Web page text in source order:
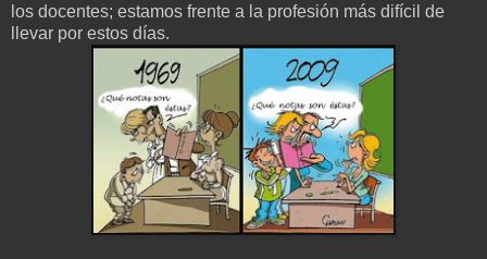
los docentes; estamos frente a la profesión más difícil de
llevar por estos días.